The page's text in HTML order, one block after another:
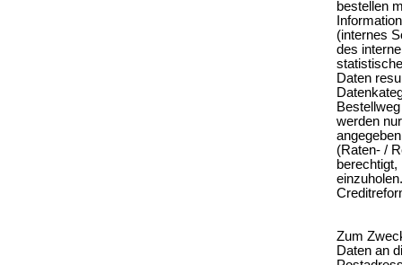
bestellen
(internes
des
Daten
werden
(Raten- /
Zum
Daten an